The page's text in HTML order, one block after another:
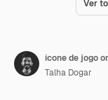
Ver
ícone de jogo
Talha Dogar